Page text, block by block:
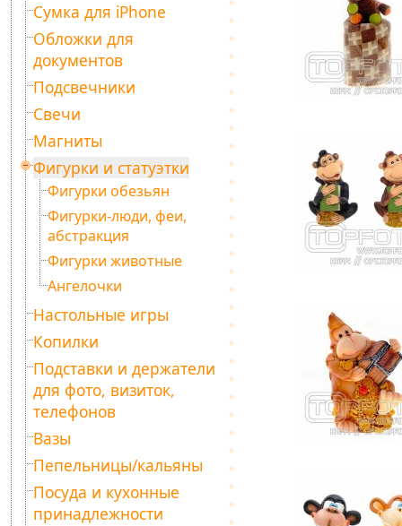
Сумка для iPhone
Обложки для
документов
Подсвечники
Свечи
Магниты
Фигурки и статуэтки
Фигурки обезьян
Фигурки-люди, феи,
абстракция
Фигурки животные
Ангелочки
Настольные игры
Копилки
Подставки и держатели
для фото, визиток,
телефонов
Вазы
Пепельницы/кальяны
Посуда и кухонные
принадлежности